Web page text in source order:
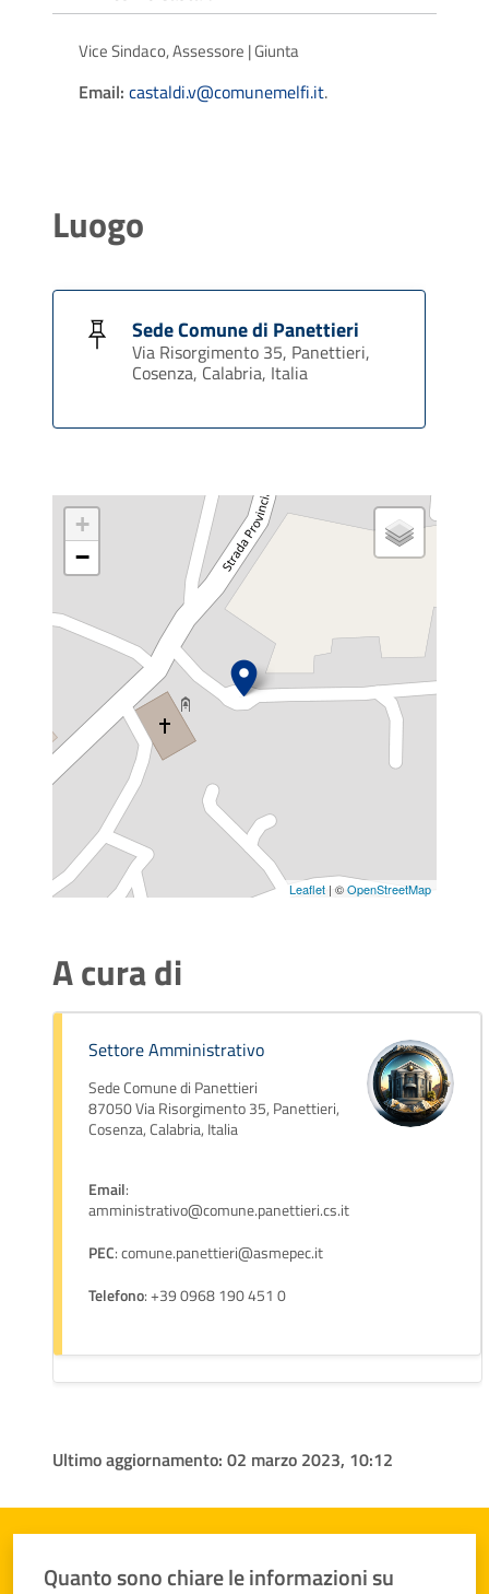
Vice Sindaco, Assessore | Giunta
Email: castaldi.v@comunemelfi.it.
Luogo
Sede Comune di Panettieri
Via Risorgimento 35, Panettieri,
Cosenza, Calabria, Italia
+
−
Leaflet | ©OpenStreetMap
A cura di
Settore Amministrativo
Sede Comune di Panettieri
87050 Via Risorgimento 35, Panettieri,
Cosenza, Calabria, Italia
Email:
amministrativo@comune.panettieri.cs.it
PEC: comune.panettieri@asmepec.it
Telefono: +39 0968 190 451 0
Ultimo aggiornamento: 02 marzo 2023, 10:12
Quanto sono chiare le informazioni su